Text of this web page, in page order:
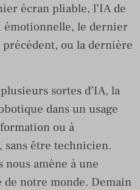
écran pliable, l’IA de
émotionnelle, le dernier
ou la dernière
sortes d’IA, la
dans un usage
ou à
sans être technicien.
amène à une
notre monde. Demain